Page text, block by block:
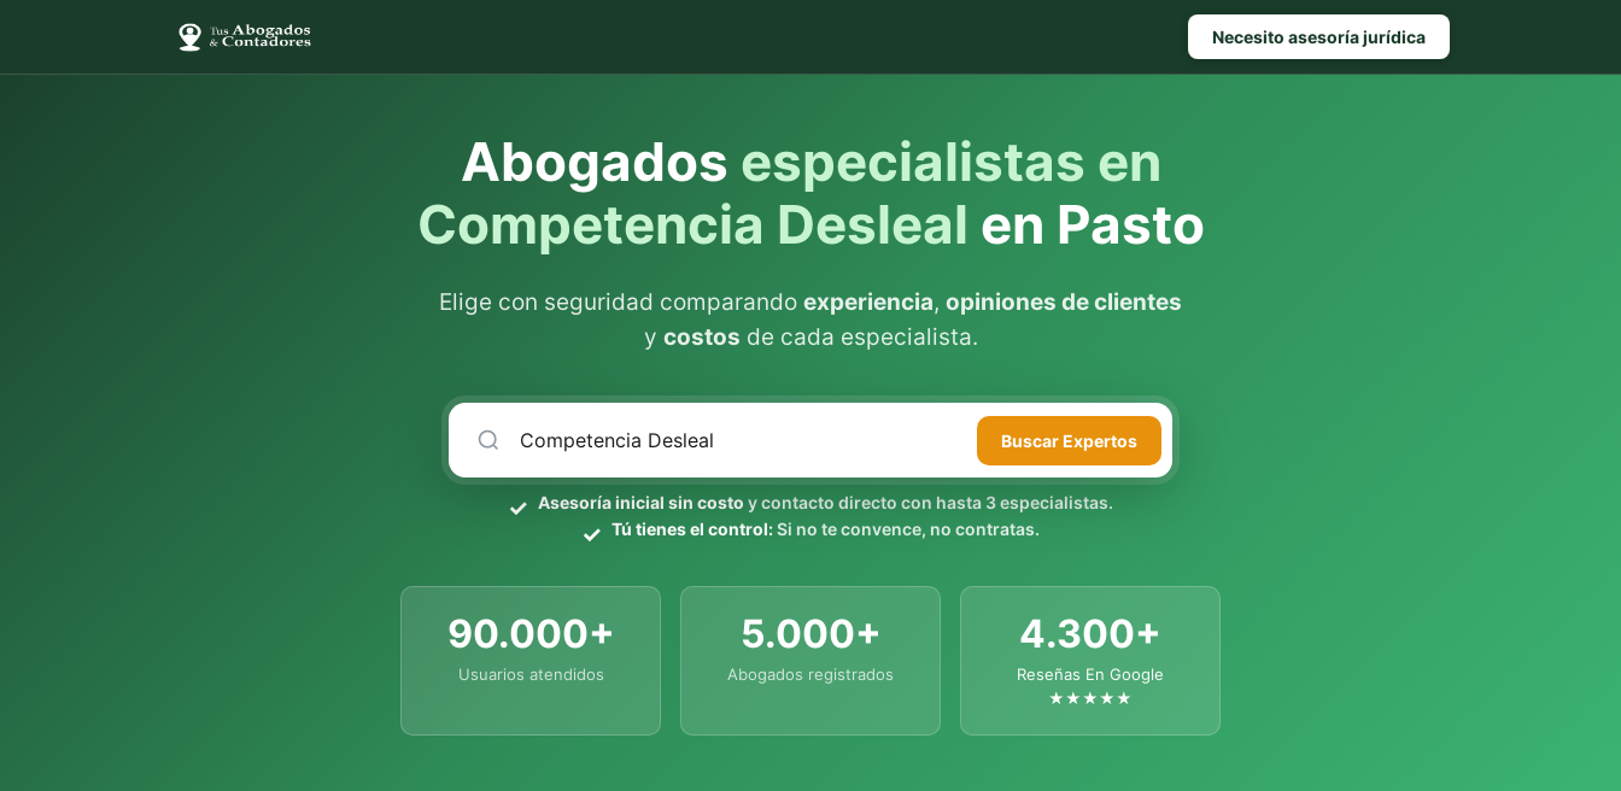
Necesito asesoría jurídica
Abogados especialistas en
Competencia Desleal en Pasto
Elige con seguridad comparando experiencia, opiniones de clientes
y costos de cada especialista.
BuscarExpertos
Asesoría inicial sin costo y contacto directo con hasta 3 especialistas.
Tú tienes el control:Si no te convence, no contratas.
90.000+
Usuarios atendidos
5.000+
Abogados registrados
4.300+
Reseñas En Google
★★★★★